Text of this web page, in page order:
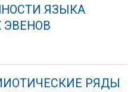
ЯЗЫКА
РЯДЫ